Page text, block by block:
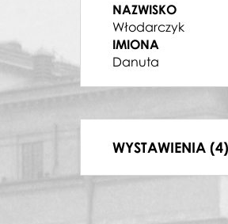
NAZWISKO
Włodarczyk
IMIONA
Danuta
WYSTAWIENIA (4)
13.04.1975, Teatr
15.02.1976, Teatr
18.10.1976, Teatr